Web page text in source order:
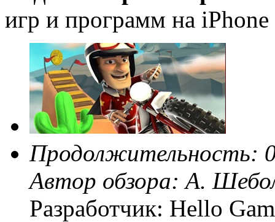
игр и программ на
Продолжительность:
Автор обзора:А.
Разработчик: Hello